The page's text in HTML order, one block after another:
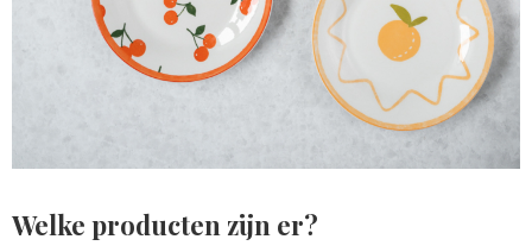
Welke producten zijn er?